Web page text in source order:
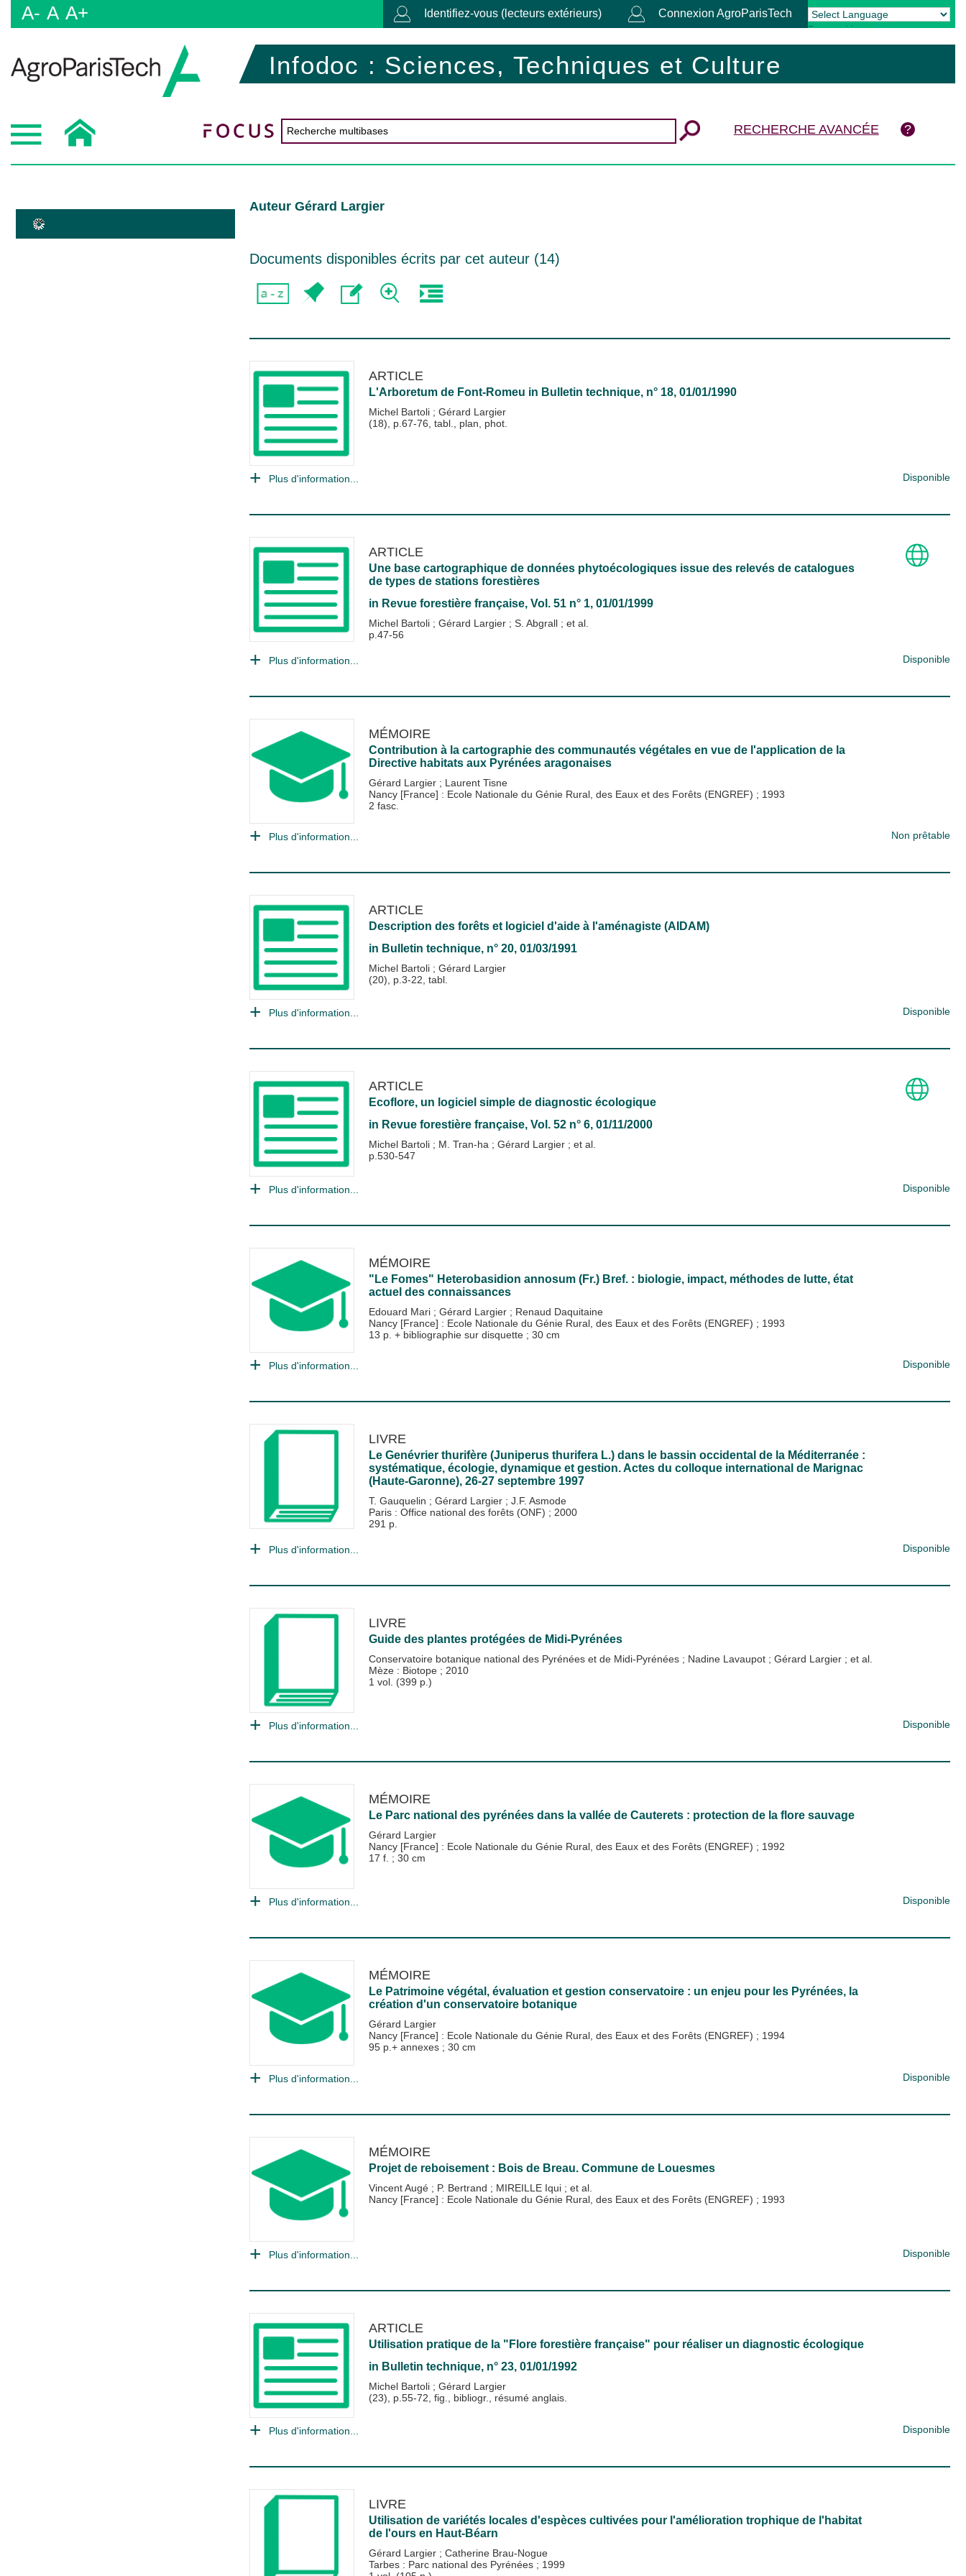
A- A A+ Identifiez-vous (lecteurs extérieurs) Connexion AgroParisTech
Powered by Translate
Infodoc : Sciences, Techniques et Culture
RECHERCHE AVANCÉE
Auteur Gérard Largier
Documents disponibles écrits par cet auteur (14)
ARTICLE
L'Arboretum de Font-Romeu in Bulletin technique, n° 18, 01/01/1990
Michel Bartoli ; Gérard Largier
(18), p.67-76, tabl., plan, phot.
Plus d'information... Disponible
ARTICLE
Une base cartographique de données phytoécologiques issue des relevés de catalogues
de types de stations forestières
in Revue forestière française, Vol. 51 n° 1, 01/01/1999
Michel Bartoli ; Gérard Largier ; S. Abgrall ; et al.
p.47-56
Plus d'information... Disponible
MÉMOIRE
Contribution à la cartographie des communautés végétales en vue de l'application de la
Directive habitats aux Pyrénées aragonaises
Gérard Largier ; Laurent Tisne
Nancy [France] : Ecole Nationale du Génie Rural, des Eaux et des Forêts (ENGREF) ; 1993
2 fasc.
Plus d'information... Non prêtable
ARTICLE
Description des forêts et logiciel d'aide à l'aménagiste (AIDAM)
in Bulletin technique, n° 20, 01/03/1991
Michel Bartoli ; Gérard Largier
(20), p.3-22, tabl.
Plus d'information... Disponible
ARTICLE
Ecoflore, un logiciel simple de diagnostic écologique
in Revue forestière française, Vol. 52 n° 6, 01/11/2000
Michel Bartoli ; M. Tran-ha ; Gérard Largier ; et al.
p.530-547
Plus d'information... Disponible
MÉMOIRE
"Le Fomes" Heterobasidion annosum (Fr.) Bref. : biologie, impact, méthodes de lutte, état
actuel des connaissances
Edouard Mari ; Gérard Largier ; Renaud Daquitaine
Nancy [France] : Ecole Nationale du Génie Rural, des Eaux et des Forêts (ENGREF) ; 1993
13 p. + bibliographie sur disquette ; 30 cm
Plus d'information... Disponible
LIVRE
Le Genévrier thurifère (Juniperus thurifera L.) dans le bassin occidental de la Méditerranée :
systématique, écologie, dynamique et gestion. Actes du colloque international de Marignac
(Haute-Garonne), 26-27 septembre 1997
T. Gauquelin ; Gérard Largier ; J.F. Asmode
Paris : Office national des forêts (ONF) ; 2000
291 p.
Plus d'information... Disponible
LIVRE
Guide des plantes protégées de Midi-Pyrénées
Conservatoire botanique national des Pyrénées et de Midi-Pyrénées ; Nadine Lavaupot ; Gérard Largier ; et al.
Mèze : Biotope ; 2010
1 vol. (399 p.)
Plus d'information... Disponible
MÉMOIRE
Le Parc national des pyrénées dans la vallée de Cauterets : protection de la flore sauvage
Gérard Largier
Nancy [France] : Ecole Nationale du Génie Rural, des Eaux et des Forêts (ENGREF) ; 1992
17 f. ; 30 cm
Plus d'information... Disponible
MÉMOIRE
Le Patrimoine végétal, évaluation et gestion conservatoire : un enjeu pour les Pyrénées, la
création d'un conservatoire botanique
Gérard Largier
Nancy [France] : Ecole Nationale du Génie Rural, des Eaux et des Forêts (ENGREF) ; 1994
95 p.+ annexes ; 30 cm
Plus d'information... Disponible
MÉMOIRE
Projet de reboisement : Bois de Breau. Commune de Louesmes
Vincent Augé ; P. Bertrand ; MIREILLE Iqui ; et al.
Nancy [France] : Ecole Nationale du Génie Rural, des Eaux et des Forêts (ENGREF) ; 1993
Plus d'information... Disponible
ARTICLE
Utilisation pratique de la "Flore forestière française" pour réaliser un diagnostic écologique
in Bulletin technique, n° 23, 01/01/1992
Michel Bartoli ; Gérard Largier
(23), p.55-72, fig., bibliogr., résumé anglais.
Plus d'information... Disponible
LIVRE
Utilisation de variétés locales d'espèces cultivées pour l'amélioration trophique de l'habitat
de l'ours en Haut-Béarn
Gérard Largier ; Catherine Brau-Nogue
Tarbes : Parc national des Pyrénées ; 1999